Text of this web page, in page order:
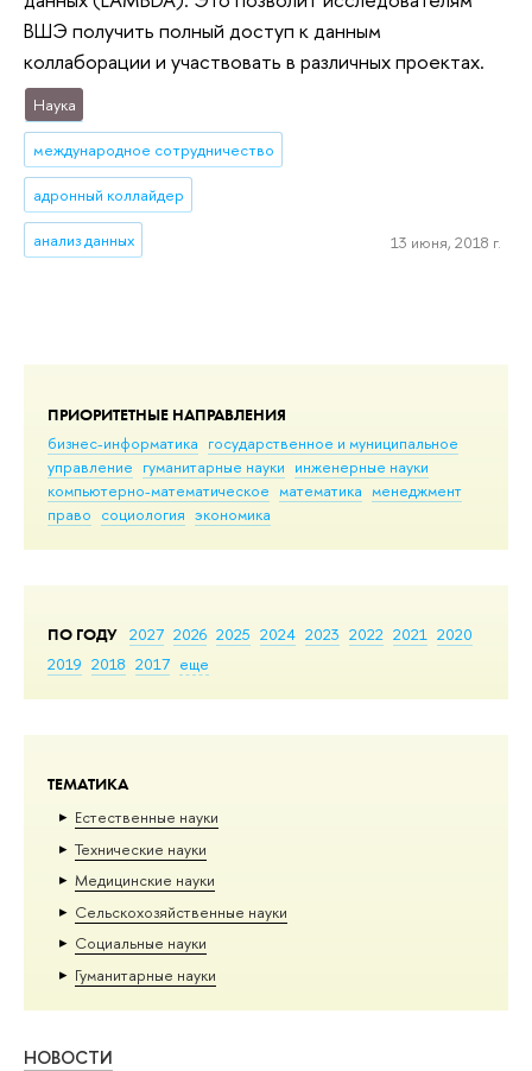
ПРИОРИТЕТНЫЕ НАПРАВЛЕНИЯ
бизнес-информатика государственное и муниципальное
управление гуманитарные науки инженерные науки
компьютерно-математическое математика менеджмент
право социология экономика
ПО ГОДУ 2027 2026 2025 2024 2023 2022 2021 2020
2019 2018 2017 еще
ТЕМАТИКА
Естественные науки
Тех­ничес­кие науки
Медицинские науки
Сельскохозяйственные науки
Социальные науки
Гуманитарные науки
НОВОСТИ
ВШЭ получить полный доступ к данным
коллаборации и участвовать в различных проектах.
Наука
международное сотрудничество
адронный коллайдер
анализ данных 13 июня, 2018 г.